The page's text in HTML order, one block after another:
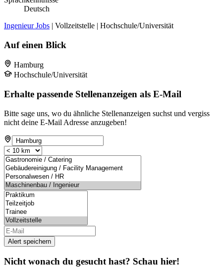
Deutsch
Ingenieur Jobs | Vollzeitstelle | Hochschule/Universität
Auf einen Blick
Hamburg
Hochschule/Universität
Erhalte passende Stellenanzeigen als E-Mail
Bitte sage uns, wo du ähnliche Stellenanzeigen suchst und vergiss
nicht deine E-Mail Adresse anzugeben!
Alert speichern
Nicht wonach du gesucht hast? Schau hier!